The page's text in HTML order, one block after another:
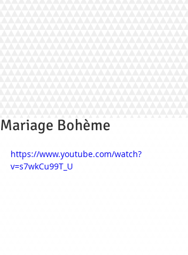
Mariage Bohème
https://www.youtube.com/watch?
v=s7wkCu99T_U